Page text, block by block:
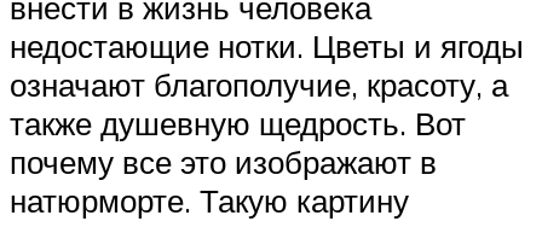
недостающие нотки. Цветы и ягоды
означают благополучие, красоту, а
также душевную щедрость. Вот
почему все это изображают в
натюрморте. Такую картину